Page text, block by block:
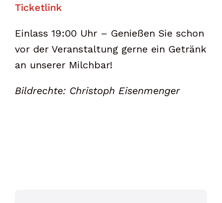
Ticketlink
Einlass 19:00 Uhr – Genießen Sie schon
vor der Veranstaltung gerne ein Getränk
an unserer Milchbar!
Bildrechte: Christoph Eisenmenger